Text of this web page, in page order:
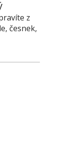
z
česnek,